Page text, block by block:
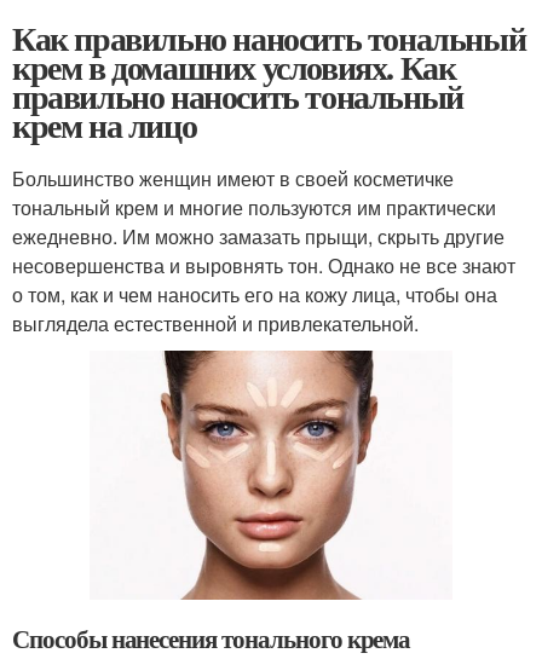
Как правильно наносить тональный
крем в домашних условиях. Как
правильно наносить тональный
крем на лицо
Большинство женщин имеют в своей косметичке
тональный крем и многие пользуются им практически
ежедневно. Им можно замазать прыщи, скрыть другие
несовершенства и выровнять тон. Однако не все знают
о том, как и чем наносить его на кожу лица, чтобы она
выглядела естественной и привлекательной.
Способы нанесения тонального крема